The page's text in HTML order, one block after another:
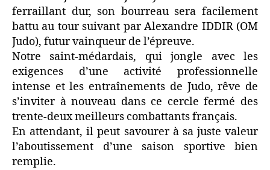
ferraillant dur, son bourreau sera facilement
battu au tour suivant par Alexandre IDDIR (OM
Judo), futur vainqueur de l’épreuve.
Notre saint-médardais, qui jongle avec les
exigences d’une activité professionnelle
intense et les entraînements de Judo, rêve de
s’inviter à nouveau dans ce cercle fermé des
trente-deux meilleurs combattants français.
En attendant, il peut savourer à sa juste valeur
l’aboutissement d’une saison sportive bien
remplie.